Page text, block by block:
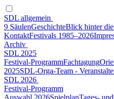
SDL allgemein
9 SäulenGeschichteBlick hinter
KontaktFestivals 1985–2026
Archiv
SDL 2025
Festival-ProgrammFachtagung
2025SDL-Orga-Team -
SDL 2026
Festival-Programm
Auswahl 2026SpielplanTages-